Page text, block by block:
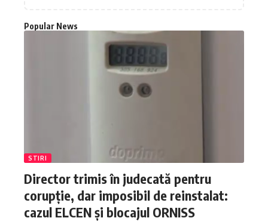
Popular News
STIRI
Director trimis în judecată pentru
corupție, dar imposibil de reinstalat:
cazul ELCEN și blocajul ORNISS